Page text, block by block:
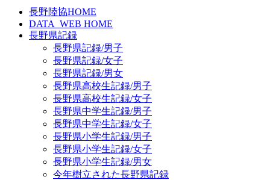
長野陸協HOME
DATA_WEB HOME
長野県記録
長野県記録/男子
長野県記録/女子
長野県記録/男女
長野県高校生記録/男子
長野県高校生記録/女子
長野県中学生記録/男子
長野県中学生記録/女子
長野県小学生記録/男子
長野県小学生記録/女子
長野県小学生記録/男女
今年樹立された長野県記録